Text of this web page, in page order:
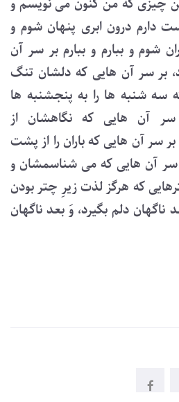
دارم درون ابری پنهان شوم و
شوم و ببارم و ببارم بر سر آن
بر سر آن هایی که دلشان تنگ
شنبه ها را به پنجشنبه ها
آن هایی که نگاهشان از
سر آن هایی که باران را از پشت
سر آن هایی که می شناسمشان و
که هرگز لذت زیرِ چتر بودن
ناگهان دلم بگیرد، وَ بعد ناگهان